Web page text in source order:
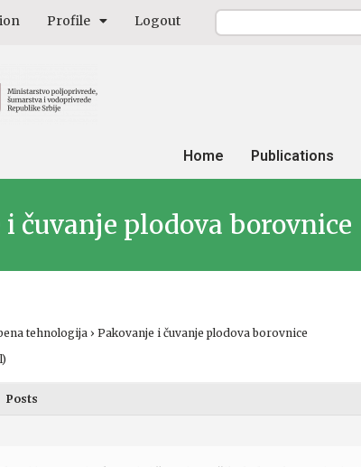
Profile Logout
Home Publications
i čuvanje plodova borovnice
tehnologija › Pakovanje i čuvanje plodova borovnice
Posts